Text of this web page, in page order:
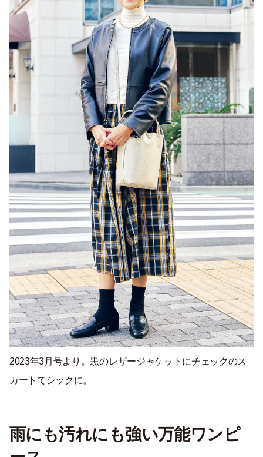
2023年3月号より。黒のレザージャケットにチェックのス
カートでシックに。
雨にも汚れにも強い万能ワンピ